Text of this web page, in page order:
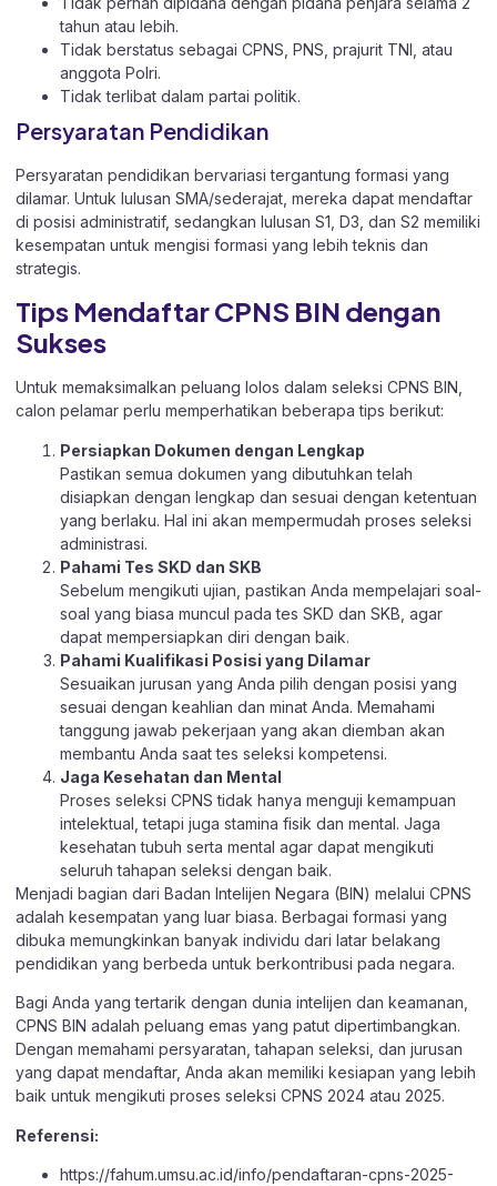
tahun atau lebih.
Tidak berstatus sebagai CPNS, PNS, prajurit TNI, atau
anggota Polri.
Tidak terlibat dalam partai politik.
Persyaratan Pendidikan
Persyaratan pendidikan bervariasi tergantung formasi yang
dilamar. Untuk lulusan SMA/sederajat, mereka dapat mendaftar
di posisi administratif, sedangkan lulusan S1, D3, dan S2 memiliki
kesempatan untuk mengisi formasi yang lebih teknis dan
strategis.
Tips Mendaftar CPNS BIN dengan
Sukses
Untuk memaksimalkan peluang lolos dalam seleksi CPNS BIN,
calon pelamar perlu memperhatikan beberapa tips berikut:
Persiapkan Dokumen dengan Lengkap
Pastikan semua dokumen yang dibutuhkan telah
disiapkan dengan lengkap dan sesuai dengan ketentuan
yang berlaku. Hal ini akan mempermudah proses seleksi
administrasi.
Pahami Tes SKD dan SKB
Sebelum mengikuti ujian, pastikan Anda mempelajari soal-
soal yang biasa muncul pada tes SKD dan SKB, agar
dapat mempersiapkan diri dengan baik.
Pahami Kualifikasi Posisi yang Dilamar
Sesuaikan jurusan yang Anda pilih dengan posisi yang
sesuai dengan keahlian dan minat Anda. Memahami
tanggung jawab pekerjaan yang akan diemban akan
membantu Anda saat tes seleksi kompetensi.
Jaga Kesehatan dan Mental
Proses seleksi CPNS tidak hanya menguji kemampuan
intelektual, tetapi juga stamina fisik dan mental. Jaga
kesehatan tubuh serta mental agar dapat mengikuti
seluruh tahapan seleksi dengan baik.
Menjadi bagian dari Badan Intelijen Negara (BIN) melalui CPNS
adalah kesempatan yang luar biasa. Berbagai formasi yang
dibuka memungkinkan banyak individu dari latar belakang
pendidikan yang berbeda untuk berkontribusi pada negara.
Bagi Anda yang tertarik dengan dunia intelijen dan keamanan,
CPNS BIN adalah peluang emas yang patut dipertimbangkan.
Dengan memahami persyaratan, tahapan seleksi, dan jurusan
yang dapat mendaftar, Anda akan memiliki kesiapan yang lebih
baik untuk mengikuti proses seleksi CPNS 2024 atau 2025.
Referensi:
https://fahum.umsu.ac.id/info/pendaftaran-cpns-2025-